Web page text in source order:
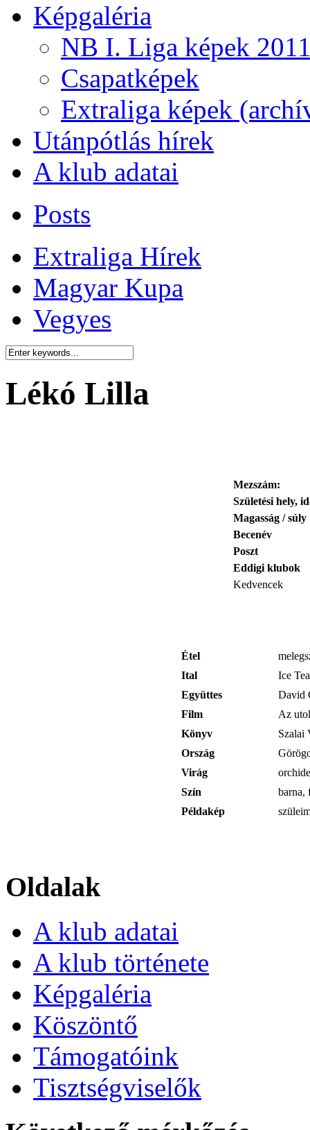
Képgaléria
NB I. Liga képek
Csapatképek
Extraliga képek
Utánpótlás hírek
A klub adatai
Posts
Extraliga Hírek
Magyar Kupa
Vegyes
Lékó Lilla
Mezszám:
Születési hely,
Magasság / súly
Becenév
Poszt
Eddigi klubok
Kedvencek
Étel
Ital
Ice Tea
Együttes
David
Film
Az
Könyv
Szalai
Ország
Virág
Szín
barna,
Példakép
Oldalak
A klub adatai
A klub története
Képgaléria
Köszöntő
Támogatóink
Tisztségviselők